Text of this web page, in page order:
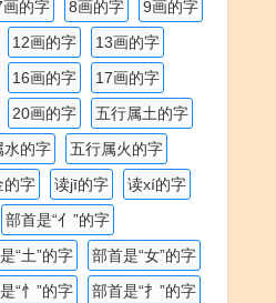
画的字 8画的字
9画的字
12画的字
13画的字
16画的字
17画的字
20画的字
五行属土的字
水的字
五行属火的字
的字 读jī的字
读xí的字
部首是“亻”的字
“土”的字
部首是“女”的字
“忄”的字
部首是“扌”的字